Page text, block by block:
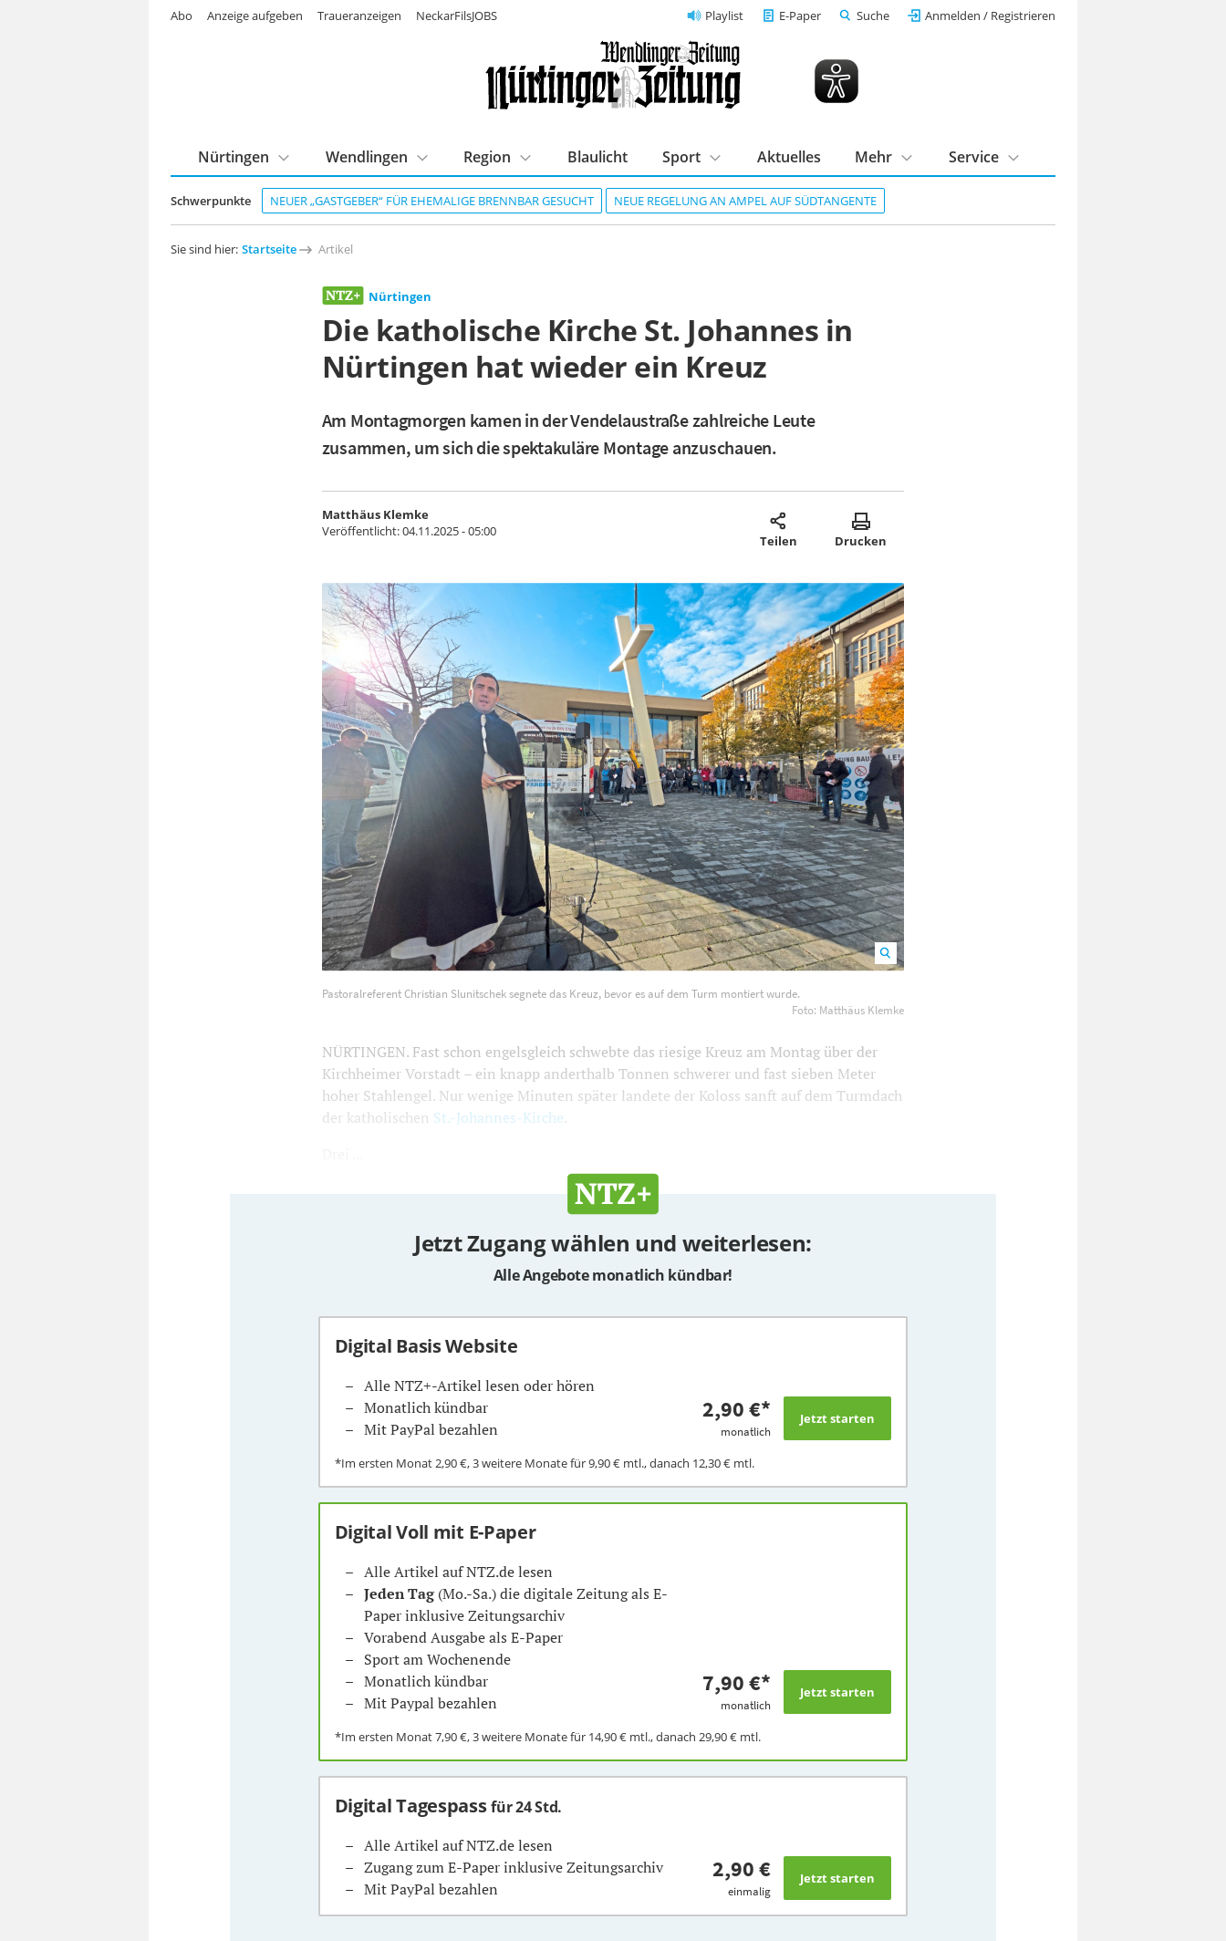
Playlist E-Paper Suche Anmelden / Registrieren
Schwerpunkte NEUER „GASTGEBER“ FÜR EHEMALIGE BRENNBAR GESUCHT NEUE REGELUNG AN AMPEL AUF SÜDTANGENTE
Nürtingen Wendlingen Region Blaulicht Sport Aktuelles Mehr Service
Abo Anzeige aufgeben Traueranzeigen NeckarFilsJOBS
Sie sind hier: Startseite Artikel
Nürtingen
Die katholische Kirche St. Johannes in
Nürtingen hat wieder ein Kreuz
Am Montagmorgen kamen in der Vendelaustraße zahlreiche Leute
zusammen, um sich die spektakuläre Montage anzuschauen.
Matthäus Klemke
Veröffentlicht:04.11.2025 - 05:00
Teilen Drucken
montiert wurde. Foto: Matthäus Klemke 1200 800
Pastoralreferent Christian Slunitschek segnete das Kreuz, bevor es auf dem Turm montiert wurde.
Foto: Matthäus Klemke
NÜRTINGEN. Fast schon engelsgleich schwebte das riesige Kreuz am Montag über der
Kirchheimer Vorstadt – ein knapp anderthalb Tonnen schwerer und fast sieben Meter
hoher Stahlengel. Nur wenige Minuten später landete der Koloss sanft auf dem Turmdach
der katholischen St.-Johannes-Kirche.
Jetzt Zugang wählen und weiterlesen:
Alle Angebote monatlich kündbar!
Digital Basis Website
Alle NTZ+-Artikel lesen oder hören
Monatlich kündbar
Mit PayPal bezahlen
2,90 €*
monatlich
*Im ersten Monat2,90 €, 3 weitere Monate für9,90 €mtl., danach 12,30 €mtl.
Digital Voll mit E-Paper
Alle Artikel auf NTZ.de lesen
Jeden Tag(Mo.-Sa.) die digitale Zeitung als E-
Paper inklusive Zeitungsarchiv
Vorabend Ausgabe als E-Paper
Sport am Wochenende
Monatlich kündbar
Mit Paypal bezahlen
7,90 €*
monatlich
*Im ersten Monat7,90 €, 3 weitere Monate für 14,90 €mtl., danach 29,90 €mtl.
Digital Tagespassfür 24 Std.
Alle Artikel auf NTZ.de lesen
Zugang zum E-Paper inklusive Zeitungsarchiv
Mit PayPal bezahlen
2,90 €
einmalig